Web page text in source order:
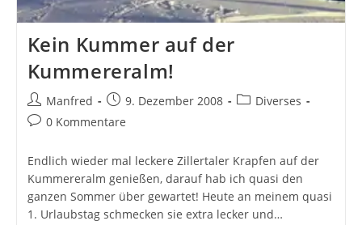
Kein Kummer auf der
Kummereralm!
Beitrags-
Autor:
Manfred
Beitrag
veröffentlicht:
9. Dezember 2008
Beitrags-
Diverses
Beitrags-
0 Kommentare
Endlich wieder mal leckere Zillertaler Krapfen auf der
Kummereralm genießen, darauf hab ich quasi den
ganzen Sommer über gewartet! Heute an meinem quasi
1. Urlaubstag schmecken sie extra lecker und…